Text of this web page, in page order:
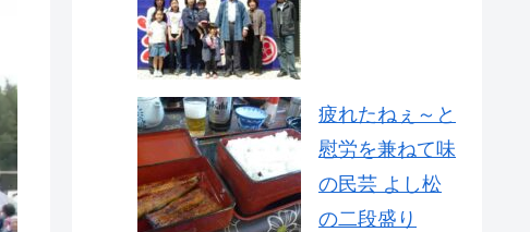
疲れたねぇ～と
慰労を兼ねて味
の民芸 よし松
の二段盛り